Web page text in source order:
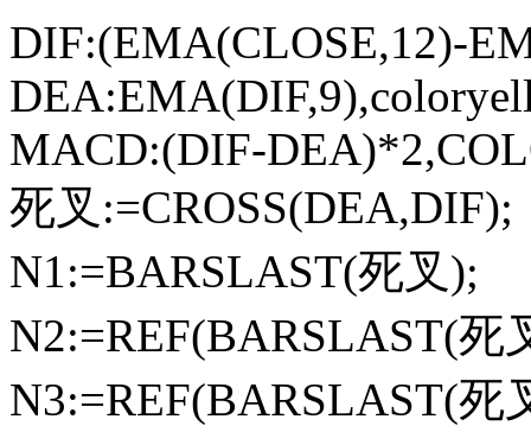
DIF:(EMA(CLOSE,12)-
MACD:(DIF-
死叉:=CROSS(DEA,DIF);
N1:=BARSLAST(死叉);
N2:=REF(BARSLAST(死
N3:=REF(BARSLAST(死